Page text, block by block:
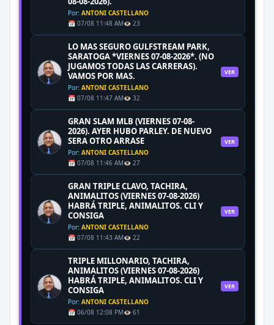
Por: ANTONI CASTELLANO
📅 07/08 11:48 AM👁️ 23
LO MAS SEGURO GULFSTREAM PARK,
SARATOGA *VIERNES 07-08-2026*. (NO
JUGAMOS TODAS LAS CARRERAS).
VAMOS POR MAS.
Por: ANTONI CASTELLANO
📅 07/08 11:47 AM👁️ 32
VER
GRAN SLAM MLB (VIERNES 07-08-
2026). AYER HUBO PARLEY. DE NUEVO
SERA OTRO ARRASE
Por: ANTONI CASTELLANO
📅 07/08 11:46 AM👁️ 27
VER
GRAN TRIPLE CLAVO, TACHIRA,
ANIMALITOS (VIERNES 07-08-2026)
HABRÁ TRIPLE, ANIMALITOS. CLI Y
CONSIGA
Por: ANTONI CASTELLANO
📅 07/08 11:43 AM👁️ 22
VER
TRIPLE MILLONARIO, TACHIRA,
ANIMALITOS (VIERNES 07-08-2026)
HABRÁ TRIPLE, ANIMALITOS. CLI Y
CONSIGA
Por: ANTONI CASTELLANO
📅 06/08 12:08 PM👁️ 61
VER